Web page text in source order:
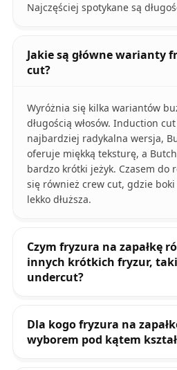
Najczęściej spotykane są
Jakie są główne warianty
cut?
Wyróżnia się kilka wariantów
długością włosów. Induction
najbardziej radykalna wersja,
oferuje miękką teksturę, a
bardzo krótki jeżyk. Czasem do
się również crew cut, gdzie
lekko dłuższa.
Czym fryzura na zapałkę
innych krótkich fryzur,
undercut?
Dla kogo fryzura na
wyborem pod kątem